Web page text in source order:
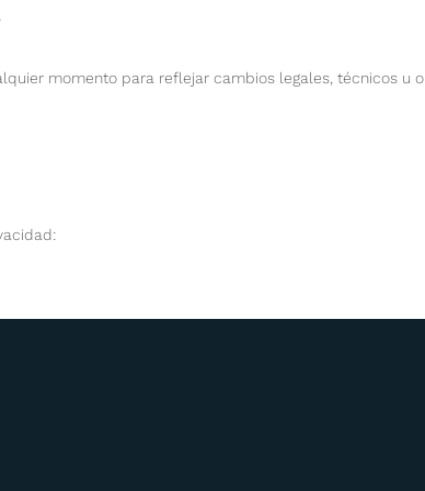
momento para reflejar cambios legales, técnicos u